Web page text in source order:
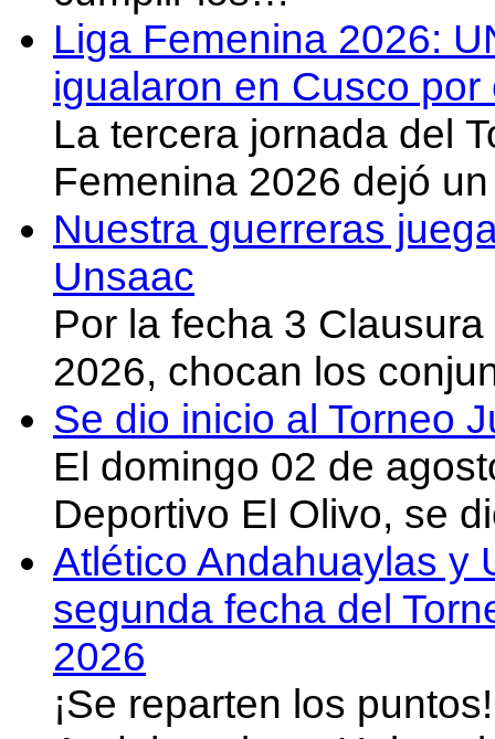
Liga Femenina 2026:
igualaron en Cusco
La tercera jornada del
Femenina 2026 dejó
Nuestra guerreras
Unsaac
Por la fecha 3
2026, chocan los
Se dio inicio al Torneo
El domingo 02 de
Deportivo El Olivo, se
Atlético Andahuaylas y
segunda fecha del
2026
¡Se reparten los